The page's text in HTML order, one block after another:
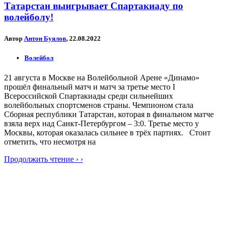
Татарстан выигрывает Спартакиаду по
волейболу!
Автор Антон Буялов, 22.08.2022
Волейбол
21 августа в Москве на Волейбольной Арене «Динамо»
прошёл финальный матч и матч за третье место I
Всероссийской Спартакиады среди сильнейших
волейбольных спортсменов страны. Чемпионом стала
Сборная республики Татарстан, которая в финальном матче
взяла верх над Санкт-Петербургом – 3:0. Третье место у
Москвы, которая оказалась сильнее в трёх партиях. Стоит
отметить, что несмотря на
Продолжить чтение › ›